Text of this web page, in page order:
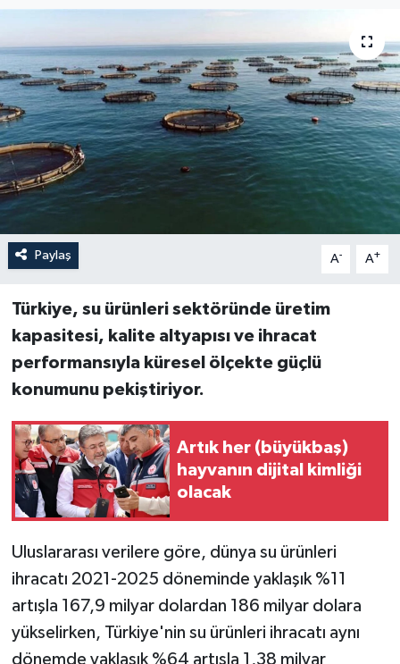
Paylaş A- A+
Türkiye, su ürünleri sektöründe üretim
kapasitesi, kalite altyapısı ve ihracat
performansıyla küresel ölçekte güçlü
konumunu pekiştiriyor.
Artık her (büyükbaş)
hayvanın dijital kimliği
olacak
Uluslararası verilere göre, dünya su ürünleri
ihracatı 2021-2025 döneminde yaklaşık %11
artışla 167,9 milyar dolardan 186 milyar dolara
yükselirken, Türkiye'nin su ürünleri ihracatı aynı
dönemde yaklaşık %64 artışla 1,38 milyar